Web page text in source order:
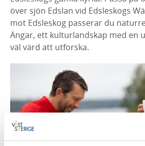
över sjön Edslan vid Edsleskogs
mot Edsleskog passerar du
Ängar, ett kulturlandskap med en
väl värd att utforska.